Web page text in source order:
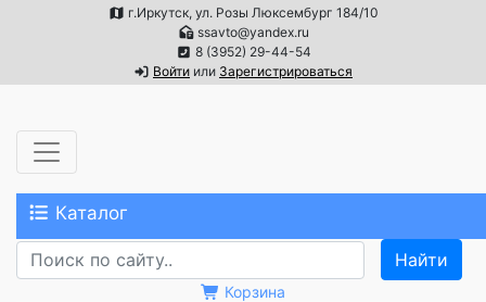
г.Иркутск, ул. Розы Люксембург 184/10
ssavto@yandex.ru
8 (3952) 29-44-54
Войти или Зарегистрироваться
Каталог
Корзина